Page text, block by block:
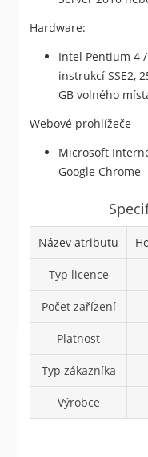
Hardware:
Intel Pentium 4
instrukcí SSE2,
GB volného
Webové prohlížeče
Microsoft
Google Chrome
Název atributu
Typ licence
Počet zařízení
Platnost
Typ zákazníka
Výrobce